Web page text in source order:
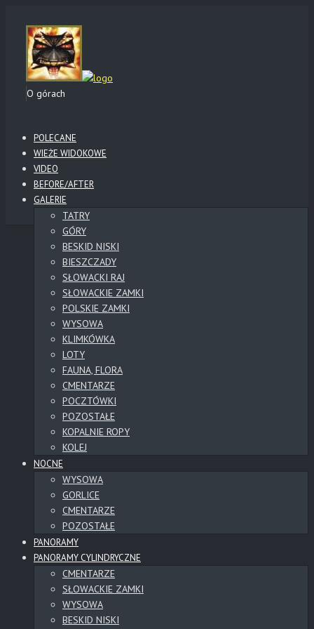
O górach
POLECANE
WIEŻE WIDOKOWE
VIDEO
BEFORE/AFTER
GALERIE
TATRY
GÓRY
BESKID NISKI
BIESZCZADY
SŁOWACKI RAJ
SŁOWACKIE ZAMKI
POLSKIE ZAMKI
WYSOWA
KLIMKÓWKA
LOTY
FAUNA, FLORA
CMENTARZE
POCZTÓWKI
POZOSTAŁE
KOPALNIE ROPY
KOLEJ
NOCNE
WYSOWA
GORLICE
CMENTARZE
POZOSTAŁE
PANORAMY
PANORAMY CYLINDRYCZNE
CMENTARZE
SŁOWACKIE ZAMKI
WYSOWA
BESKID NISKI